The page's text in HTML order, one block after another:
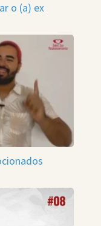
o (a) ex